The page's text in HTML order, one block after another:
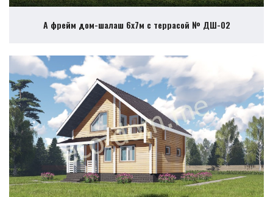
А фрейм дом-шалаш 6х7м с террасой № ДШ-02